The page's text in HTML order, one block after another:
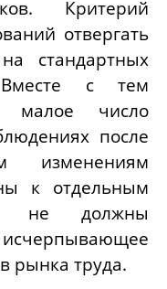
Критерий
отвергать
стандартных
Вместе с тем
малое число
после
изменениям
к отдельным
не должны
рынка труда.